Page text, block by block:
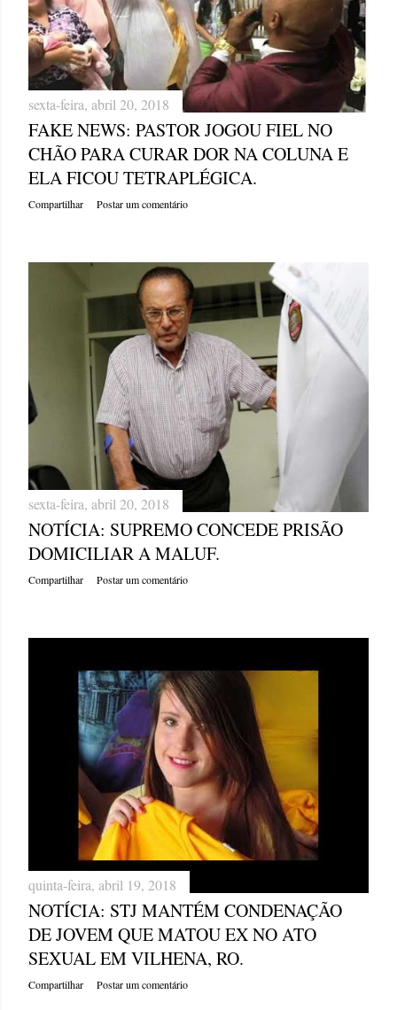
sexta-feira, abril 20, 2018
FAKE NEWS: PASTOR JOGOU FIEL NO
CHÃO PARA CURAR DOR NA COLUNA E
ELA FICOU TETRAPLÉGICA.
Compartilhar Postar um comentário
sexta-feira, abril 20, 2018
NOTÍCIA: SUPREMO CONCEDE PRISÃO
DOMICILIAR A MALUF.
Compartilhar Postar um comentário
quinta-feira, abril 19, 2018
NOTÍCIA: STJ MANTÉM CONDENAÇÃO
DE JOVEM QUE MATOU EX NO ATO
SEXUAL EM VILHENA, RO.
Compartilhar Postar um comentário